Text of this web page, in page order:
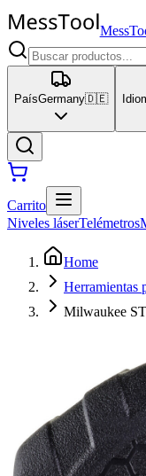
PaísGermany🇩🇪
Carrito
Niveles láserTelémetros
Home
Herramientas
Milwaukee